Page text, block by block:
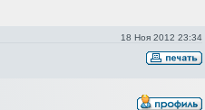
18 Ноя 2012 23:34